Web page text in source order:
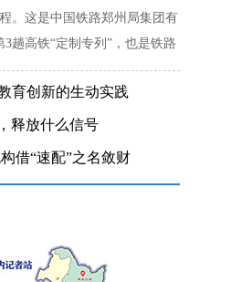
。这是中国铁路郑州局集团有
趟高铁“定制专列”，也是铁路
践。
育创新的生动实践
释放什么信号
借“速配”之名敛财